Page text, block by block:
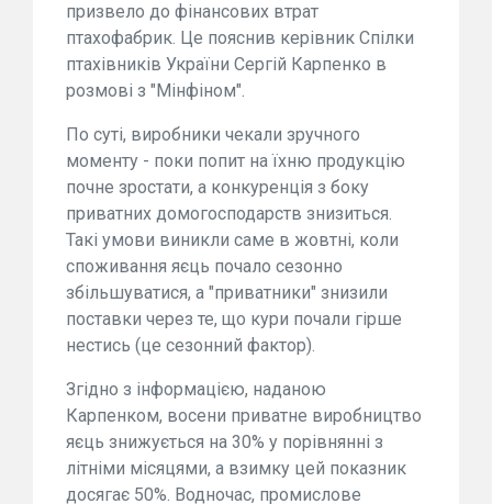
призвело до фінансових втрат
птахофабрик. Це пояснив керівник Спілки
птахівників України Сергій Карпенко в
розмові з "Мінфіном".
По суті, виробники чекали зручного
моменту - поки попит на їхню продукцію
почне зростати, а конкуренція з боку
приватних домогосподарств знизиться.
Такі умови виникли саме в жовтні, коли
споживання яєць почало сезонно
збільшуватися, а "приватники" знизили
поставки через те, що кури почали гірше
нестись (це сезонний фактор).
Згідно з інформацією, наданою
Карпенком, восени приватне виробництво
яєць знижується на 30% у порівнянні з
літніми місяцями, а взимку цей показник
досягає 50%. Водночас, промислове